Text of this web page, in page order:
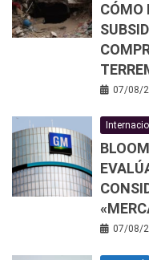
CÓMO
07/08/
07/08/